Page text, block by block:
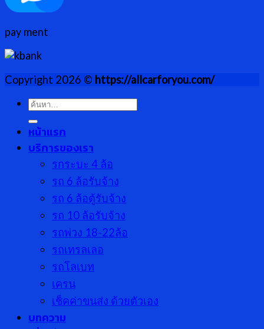
pay ment
Copyright 2026 © https://allcarforyou.com/
ค้นหา:
หน้าแรก
บริการของเรา
รกระบะ 4 ล้อ
รถ 6 ล้อรับจ้าง
รถ 6 ล้อตู้รับจ้าง
รถ 10 ล้อรับจ้าง
รถพ่วง 18-22ล้อ
รถเทรลเลอ
รถโลเบท
เครน
เช็คค่าขนส่ง ด้วยตัวเอง
บทความ